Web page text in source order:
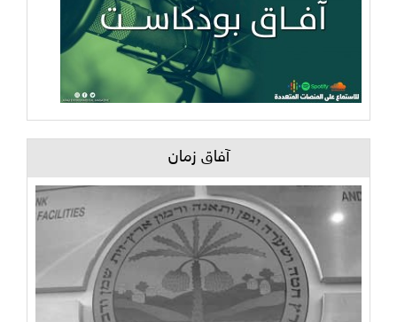
آفاق زمان